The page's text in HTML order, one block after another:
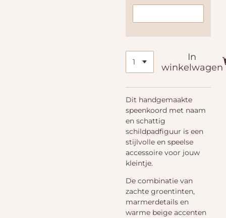
In
winkelwagen
Dit handgemaakte
speenkoord met naam
en schattig
schildpadfiguur is een
stijlvolle en speelse
accessoire voor jouw
kleintje.
De combinatie van
zachte groentinten,
marmerdetails en
warme beige accenten